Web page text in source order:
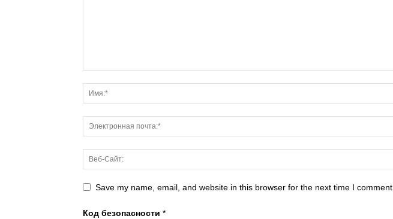
Save my name, email, and website in this browser for the next time I comment.
Код безопасности *